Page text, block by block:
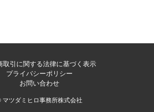
取引に関する法律に基づく表示
プライバシーポリシー
お問い合わせ
マツダミヒロ事務所株式会社